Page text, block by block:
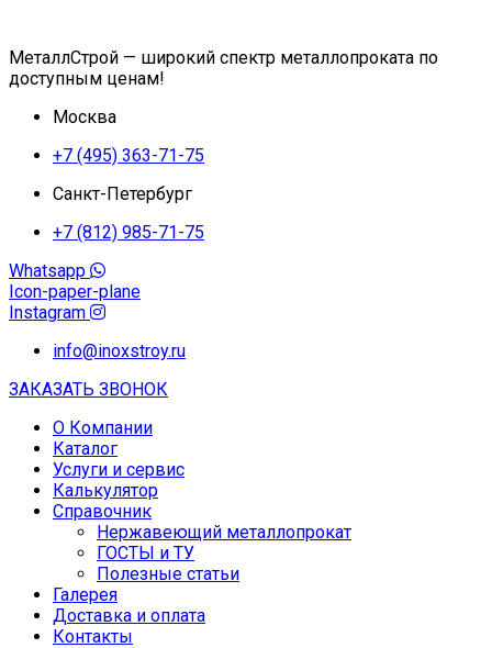
МеталлСтрой — широкий спектр металлопроката по
доступным ценам!
Москва
+7 (495) 363-71-75
Санкт-Петербург
+7 (812) 985-71-75
Whatsapp
Icon-paper-plane
Instagram
info@inoxstroy.ru
ЗАКАЗАТЬ ЗВОНОК
О Компании
Каталог
Услуги и сервис
Калькулятор
Справочник
Нержавеющий металлопрокат
ГОСТЫ и ТУ
Полезные статьи
Галерея
Доставка и оплата
Контакты